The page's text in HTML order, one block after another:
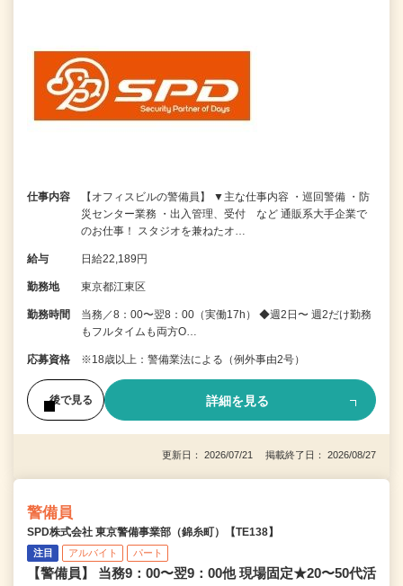
仕事内容
【オフィスビルの警備員】 ▼主な仕事内容 ・巡回警備 ・防
災センター業務 ・出入管理、受付 など 通販系大手企業で
のお仕事！ スタジオを兼ねたオ…
給与 日給22,189円
勤務地 東京都江東区
勤務時間
当務／8：00〜翌8：00（実働17h） ◆週2日〜 週2だけ勤務
もフルタイムも両方O…
応募資格 ※18歳以上：警備業法による（例外事由2号）
後で見る 詳細を見る
更新日： 2026/07/21 掲載終了日： 2026/08/27
警備員
SPD株式会社 東京警備事業部（錦糸町）【TE138】
注目 アルバイト パート
【警備員】 当務9：00〜翌9：00他 現場固定★20〜50代活